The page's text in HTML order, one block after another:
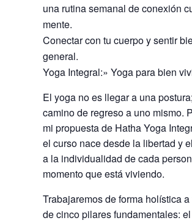
una rutina semanal de conexión
mente.
Conectar con tu cuerpo y sentir
general.
Yoga Integral:» Yoga para bien
El yoga no es llegar a una
camino de regreso a uno mismo.
mi propuesta de Hatha Yoga
el curso nace desde la libertad y
a la individualidad de cada
momento que está viviendo.
Trabajaremos de forma holística
de cinco pilares fundamentales: el